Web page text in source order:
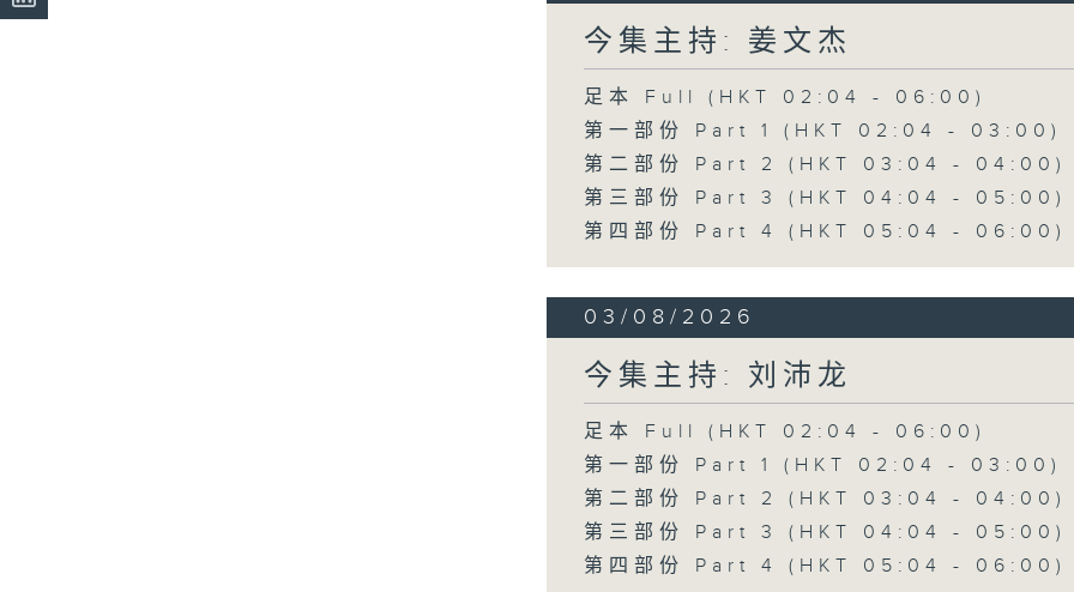
今集主持: 姜文杰
足本 Full (HKT 02:04 - 06:00)
第一部份 Part 1 (HKT 02:04 - 03:00)
第二部份 Part 2 (HKT 03:04 - 04:00)
第三部份 Part 3 (HKT 04:04 - 05:00)
第四部份 Part 4 (HKT 05:04 - 06:00)
03/08/2026
今集主持: 刘沛龙
足本 Full (HKT 02:04 - 06:00)
第一部份 Part 1 (HKT 02:04 - 03:00)
第二部份 Part 2 (HKT 03:04 - 04:00)
第三部份 Part 3 (HKT 04:04 - 05:00)
第四部份 Part 4 (HKT 05:04 - 06:00)